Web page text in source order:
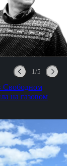
1/5
Свободном
на газовом